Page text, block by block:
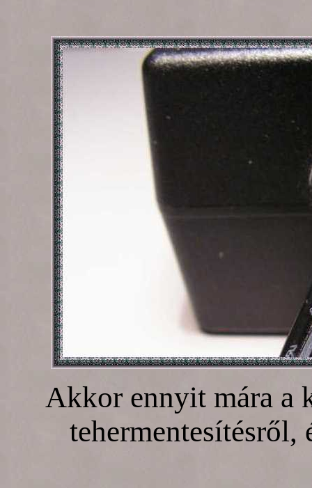
Akkor ennyit mára a
tehermentesítésről,